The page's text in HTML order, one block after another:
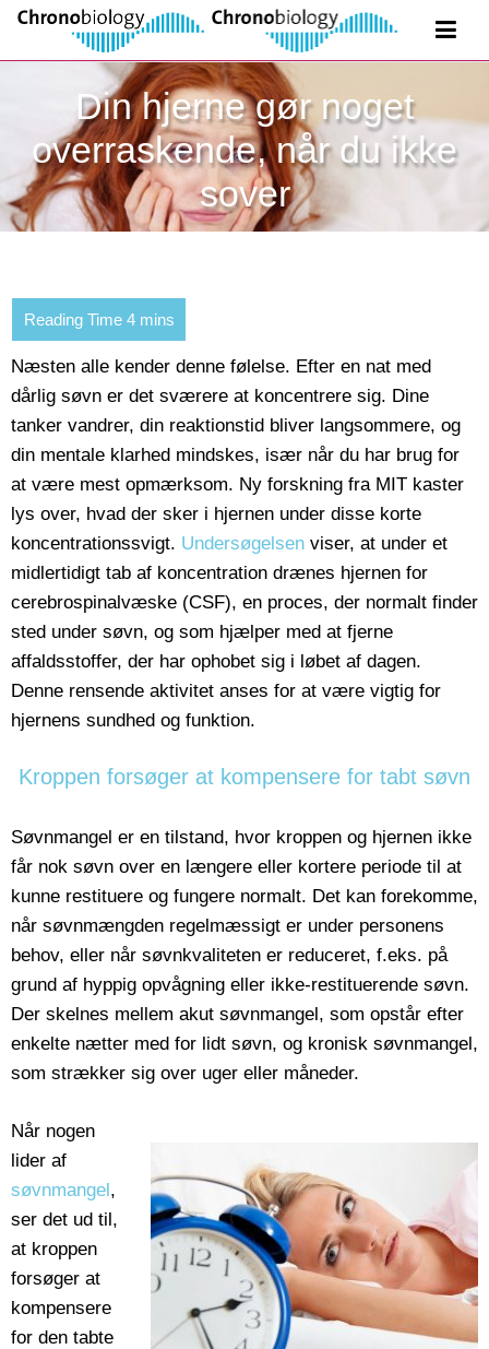
Din hjerne gør noget
overraskende, når du ikke
sover
Næsten alle kender denne følelse. Efter en nat med
dårlig søvn er det sværere at koncentrere sig. Dine
tanker vandrer, din reaktionstid bliver langsommere, og
din mentale klarhed mindskes, især når du har brug for
at være mest opmærksom. Ny forskning fra MIT kaster
lys over, hvad der sker i hjernen under disse korte
koncentrationssvigt. Undersøgelsen viser, at under et
midlertidigt tab af koncentration drænes hjernen for
cerebrospinalvæske (CSF), en proces, der normalt finder
sted under søvn, og som hjælper med at fjerne
affaldsstoffer, der har ophobet sig i løbet af dagen.
Denne rensende aktivitet anses for at være vigtig for
hjernens sundhed og funktion.
Kroppen forsøger at kompensere for tabt søvn
Søvnmangel er en tilstand, hvor kroppen og hjernen ikke
får nok søvn over en længere eller kortere periode til at
kunne restituere og fungere normalt. Det kan forekomme,
når søvnmængden regelmæssigt er under personens
behov, eller når søvnkvaliteten er reduceret, f.eks. på
grund af hyppig opvågning eller ikke-restituerende søvn.
Der skelnes mellem akut søvnmangel, som opstår efter
enkelte nætter med for lidt søvn, og kronisk søvnmangel,
som strækker sig over uger eller måneder.
Når nogen
lider af
søvnmangel,
ser det ud til,
at kroppen
forsøger at
kompensere
for den tabte